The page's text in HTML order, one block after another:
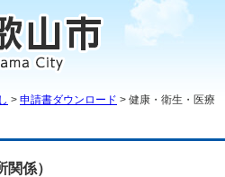
> 申請書ダウンロード > 健康・衛生・医療
係）